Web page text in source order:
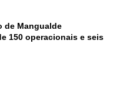
de Mangualde
150 operacionais e seis